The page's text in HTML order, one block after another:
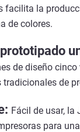
facilita la
de colores.
de diseño
tradicionales de
Fácil de usar, la
para